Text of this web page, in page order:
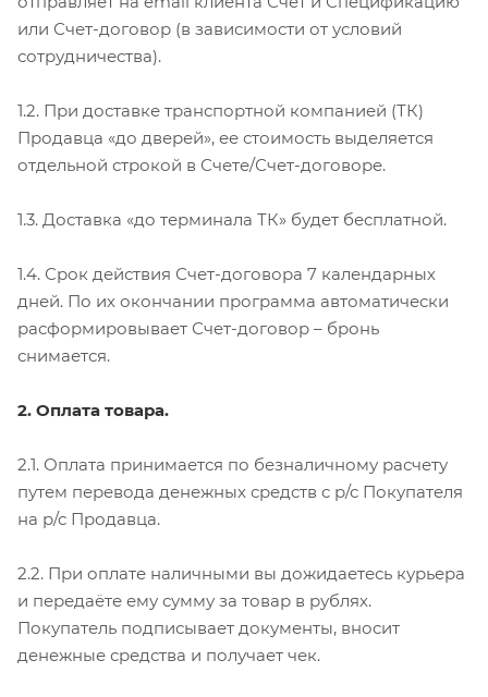
или Счет-договор (в зависимости от условий
сотрудничества).
1.2. При доставке транспортной компанией (ТК)
Продавца «до дверей», ее стоимость выделяется
отдельной строкой в Счете/Счет-договоре.
1.3. Доставка «до терминала ТК» будет бесплатной.
1.4. Срок действия Счет-договора 7 календарных
дней. По их окончании программа автоматически
расформировывает Счет-договор – бронь
снимается.
2. Оплата товара.
2.1. Оплата принимается по безналичному расчету
путем перевода денежных средств с р/с Покупателя
на р/с Продавца.
2.2. При оплате наличными вы дожидаетесь курьера
и передаёте ему сумму за товар в рублях.
Покупатель подписывает документы, вносит
денежные средства и получает чек.